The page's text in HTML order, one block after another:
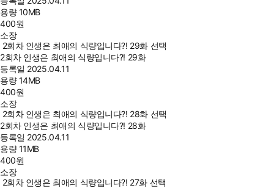
용량10MB
400원
소장
2회차 인생은 최애의 식량입니다?! 29화 선택
2회차 인생은 최애의 식량입니다?! 29화
등록일 2025.04.11
용량14MB
400원
소장
2회차 인생은 최애의 식량입니다?! 28화 선택
2회차 인생은 최애의 식량입니다?! 28화
등록일 2025.04.11
용량11MB
400원
소장
2회차 인생은 최애의 식량입니다?! 27화 선택